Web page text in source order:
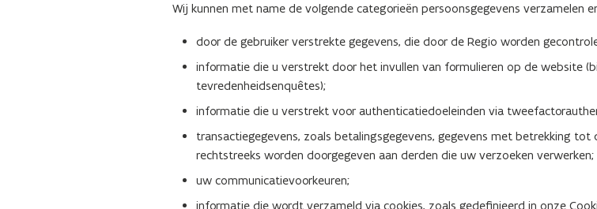
Wij kunnen met name de volgende categorieën persoonsgegevens verzamelen
door de gebruiker verstrekte gegevens, die door de Regio worden
informatie die u verstrekt door het invullen van formulieren op de website
tevredenheidsenquêtes);
informatie die u verstrekt voor authenticatiedoeleinden via
transactiegegevens, zoals betalingsgegevens, gegevens met betrekking
rechtstreeks worden doorgegeven aan derden die uw verzoeken verwerken;
uw communicatievoorkeuren;
informatie die wordt verzameld via cookies, zoals gedefinieerd in onze